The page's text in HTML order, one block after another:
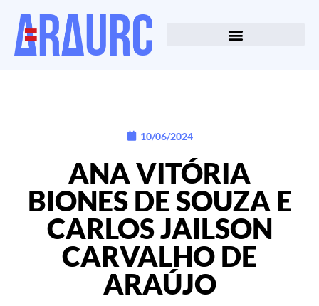
10/06/2024
ANA VITÓRIA
BIONES DE SOUZA E
CARLOS JAILSON
CARVALHO DE
ARAÚJO